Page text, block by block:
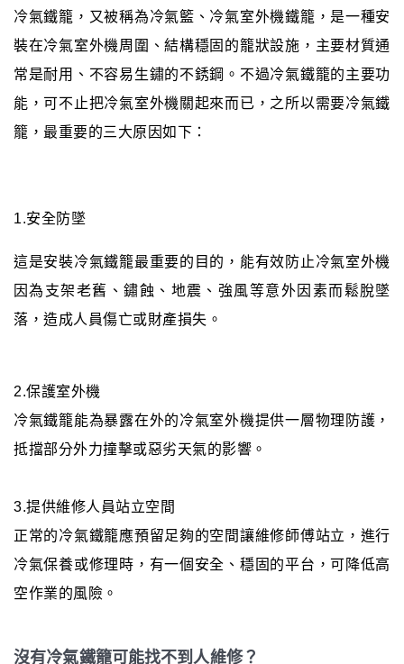
冷氣鐵籠，又被稱為冷氣籃、冷氣室外機鐵籠，是一種安
裝在冷氣室外機周圍、結構穩固的籠狀設施，主要材質通
常是耐用、不容易生鏽的不銹鋼。不過冷氣鐵籠的主要功
能，可不止把冷氣室外機關起來而已，之所以需要冷氣鐵
籠，最重要的三大原因如下：
1.安全防墜
這是安裝冷氣鐵籠最重要的目的，能有效防止冷氣室外機
因為支架老舊、鏽蝕、地震、強風等意外因素而鬆脫墜
落，造成人員傷亡或財產損失。
2.保護室外機
冷氣鐵籠能為暴露在外的冷氣室外機提供一層物理防護，
抵擋部分外力撞擊或惡劣天氣的影響。
3.提供維修人員站立空間
正常的冷氣鐵籠應預留足夠的空間讓維修師傅站立，進行
冷氣保養或修理時，有一個安全、穩固的平台，可降低高
空作業的風險。
沒有冷氣鐵籠可能找不到人維修？